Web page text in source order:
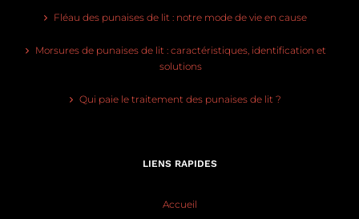
Fléau des punaises de lit : notre mode de vie en cause
Morsures de punaises de lit : caractéristiques, identification et
solutions
Qui paie le traitement des punaises de lit ?
LIENS RAPIDES
Accueil